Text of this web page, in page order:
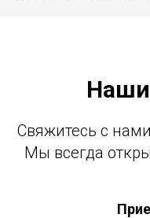
Свяжитесь с
Мы всегда